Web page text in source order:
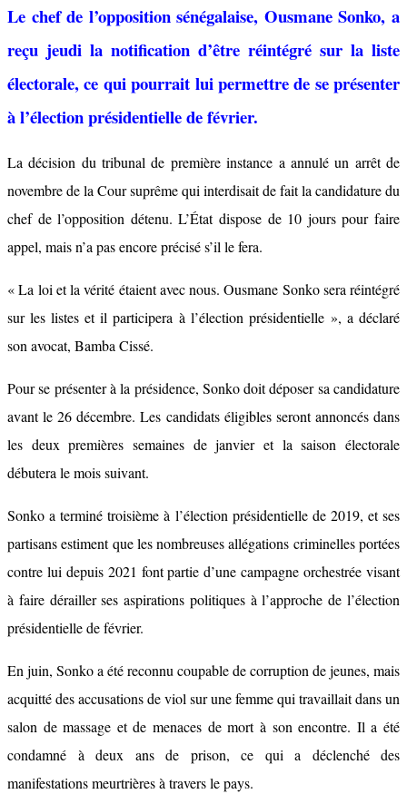
Le chef de l’opposition sénégalaise, Ousmane Sonko, a
reçu jeudi la notification d’être réintégré sur la liste
électorale, ce qui pourrait lui permettre de se présenter
à l’élection présidentielle de février.
La décision du tribunal de première instance a annulé un arrêt de
novembre de la Cour suprême qui interdisait de fait la candidature du
chef de l’opposition détenu. L’État dispose de 10 jours pour faire
appel, mais n’a pas encore précisé s’il le fera.
« La loi et la vérité étaient avec nous. Ousmane Sonko sera réintégré
sur les listes et il participera à l’élection présidentielle », a déclaré
son avocat, Bamba Cissé.
Pour se présenter à la présidence, Sonko doit déposer sa candidature
avant le 26 décembre. Les candidats éligibles seront annoncés dans
les deux premières semaines de janvier et la saison électorale
débutera le mois suivant.
Sonko a terminé troisième à l’élection présidentielle de 2019, et ses
partisans estiment que les nombreuses allégations criminelles portées
contre lui depuis 2021 font partie d’une campagne orchestrée visant
à faire dérailler ses aspirations politiques à l’approche de l’élection
présidentielle de février.
En juin, Sonko a été reconnu coupable de corruption de jeunes, mais
acquitté des accusations de viol sur une femme qui travaillait dans un
salon de massage et de menaces de mort à son encontre. Il a été
condamné à deux ans de prison, ce qui a déclenché des
manifestations meurtrières à travers le pays.